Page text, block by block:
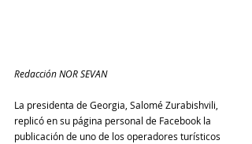
Redacción NOR SEVAN
La presidenta de Georgia, Salomé Zurabishvili,
replicó en su página personal de Facebook la
publicación de uno de los operadores turísticos